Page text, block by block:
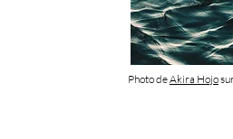
Photo deAkira Hojo